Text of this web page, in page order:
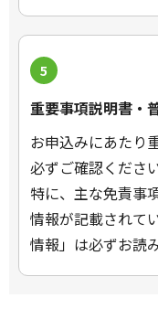
5
重要事項説明書・
お申込みにあたり
必ずご確認ください
特に、主な免責事
情報が記載されて
情報」は必ずお読